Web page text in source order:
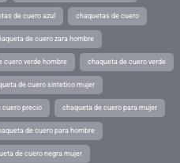
de cuero azul chaquetas de cuero
de cuero zara hombre
cuero verde hombre chaqueta de cuero verde
de cuero sintetico mujer
cuero precio chaqueta de cuero para mujer
de cuero para hombre
de cuero negra mujer